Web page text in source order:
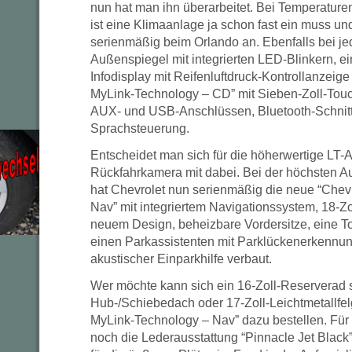
nun hat man ihn überarbeitet. Bei
ist eine Klimaanlage ja schon fast ein muss
serienmäßig beim Orlando an. Ebenfalls bei
Außenspiegel mit integrierten LED-Blinkern,
Infodisplay mit Reifenluftdruck-
MyLink-Technology – CD” mit Sieben-Zoll-
AUX- und USB-Anschlüssen, Bluetooth-
Sprachsteuerung.
Entscheidet man sich für die höherwertige
Rückfahrkamera mit dabei. Bei der höchsten
hat Chevrolet nun serienmäßig die neue
Nav” mit integriertem Navigationssystem, 18-
neuem Design, beheizbare Vordersitze, eine
einen Parkassistenten mit
akustischer Einparkhilfe verbaut.
Wer möchte kann sich ein 16-Zoll-Reserverad
Hub-/Schiebedach oder 17-Zoll-
MyLink-Technology – Nav” dazu bestellen.
noch die Lederausstattung “Pinnacle Jet